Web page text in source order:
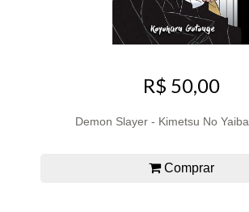
R$ 50,00
Demon Slayer - Kimetsu No
Comprar